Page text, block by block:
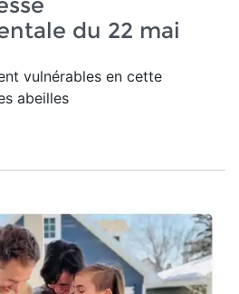
du 22 mai
vulnérables en cette
abeilles